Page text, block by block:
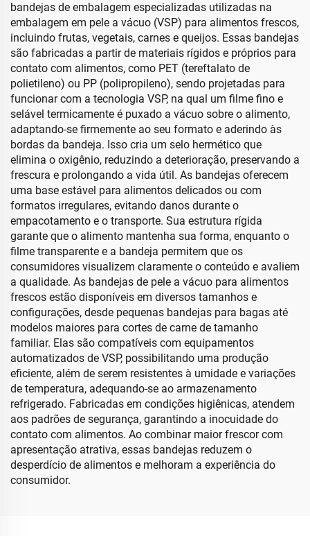
bandejas de embalagem especializadas utilizadas na
embalagem em pele a vácuo (VSP) para alimentos frescos,
incluindo frutas, vegetais, carnes e queijos. Essas bandejas
são fabricadas a partir de materiais rígidos e próprios para
contato com alimentos, como PET (tereftalato de
polietileno) ou PP (polipropileno), sendo projetadas para
funcionar com a tecnologia VSP, na qual um filme fino e
selável termicamente é puxado a vácuo sobre o alimento,
adaptando-se firmemente ao seu formato e aderindo às
bordas da bandeja. Isso cria um selo hermético que
elimina o oxigênio, reduzindo a deterioração, preservando a
frescura e prolongando a vida útil. As bandejas oferecem
uma base estável para alimentos delicados ou com
formatos irregulares, evitando danos durante o
empacotamento e o transporte. Sua estrutura rígida
garante que o alimento mantenha sua forma, enquanto o
filme transparente e a bandeja permitem que os
consumidores visualizem claramente o conteúdo e avaliem
a qualidade. As bandejas de pele a vácuo para alimentos
frescos estão disponíveis em diversos tamanhos e
configurações, desde pequenas bandejas para bagas até
modelos maiores para cortes de carne de tamanho
familiar. Elas são compatíveis com equipamentos
automatizados de VSP, possibilitando uma produção
eficiente, além de serem resistentes à umidade e variações
de temperatura, adequando-se ao armazenamento
refrigerado. Fabricadas em condições higiênicas, atendem
aos padrões de segurança, garantindo a inocuidade do
contato com alimentos. Ao combinar maior frescor com
apresentação atrativa, essas bandejas reduzem o
desperdício de alimentos e melhoram a experiência do
consumidor.